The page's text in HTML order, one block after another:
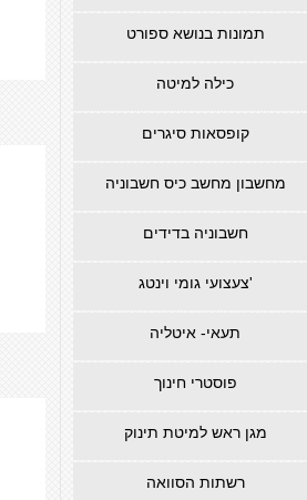
תמונות בנושא ספורט
כילה למיטה
קופסאות סיגרים
מחשבון מחשב כיס חשבוניה
חשבוניה בדידים
צעצועי גומי וינטג'
תעאי- איטליה
פוסטרי חינוך
מגן ראש למיטת תינוק
רשתות הסוואה